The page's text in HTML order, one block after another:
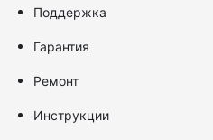
Поддержка
Гарантия
Ремонт
Инструкции